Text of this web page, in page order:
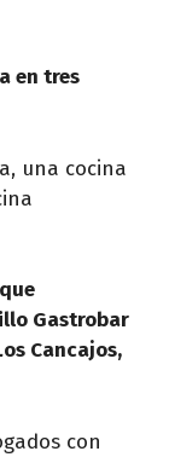
en tres
una cocina
Gastrobar
Cancajos,
con